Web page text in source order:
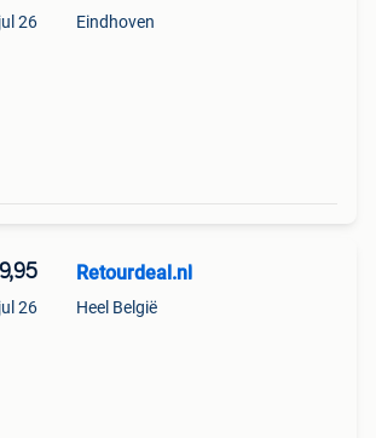
26 Eindhoven
26
Retourdeal.nl
Heel België